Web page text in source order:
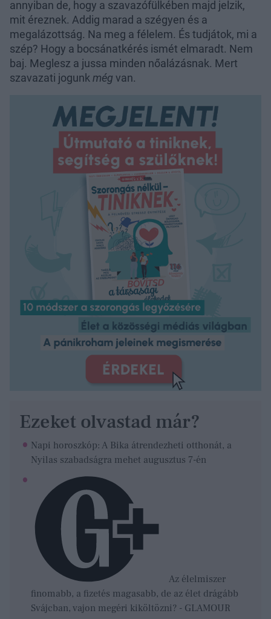
annyiban de, hogy a szavazófülkében majd jelzik,
mit éreznek. Addig marad a szégyen és a
megalázottság. Na meg a félelem. És tudjátok, mi a
szép? Hogy a bocsánatkérés ismét elmaradt. Nem
baj. Meglesz a jussa minden nőalázásnak. Mert
szavazati jogunk még van.
Ezeket olvastad már?
Napi horoszkóp: A Bika átrendezheti otthonát, a
Nyilas szabadságra mehet augusztus 7-én
Az élelmiszer
finomabb, a fizetés magasabb, de az élet drágább
Svájcban, vajon megéri kiköltözni? - GLAMOUR